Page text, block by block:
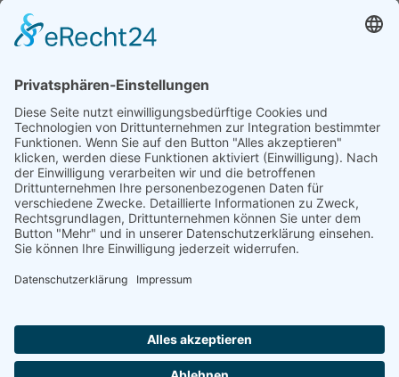
Das Buch beleuchtet die Geschichte von Dieke und Geuko Poppinga.
Weg, um aus Kloster Miedelsum über Amsterdam in die USA
auszuwandern. Er hinterließ nur einen Abschiedsbrief an seinen Vater,
der bis heute erhalten ist. Fünf Jahre später wanderte auch sein
jüngerer Bruder Geuko Poppinga in die USA aus. Aus der Zeit nach ihrer
Auswanderung sind viele Briefe der beiden Brüder an ihre Familie auf
Kloster Miedelsum erhalten. Der Brief­kontakt brach erst 1948 mit dem
Tod von Geuko Poppinga in Süddakota ab.
Die Briefe der Brüder spiegeln die Zeit Ende des 19. Jahrhunderts bis zur
Mitte des 20. Jahrhunderts im mittleren Westen der USA wider, und sie
berichten von Aufbruch, Landgewinnung, Farmleben und familiären
Sorgen. Nach seiner Übersiedlung in die USA besuchte Geuko Poppinga
zurückzukommen.
Sütterlin übertragen und in einen historischen Kontext gesetzt.